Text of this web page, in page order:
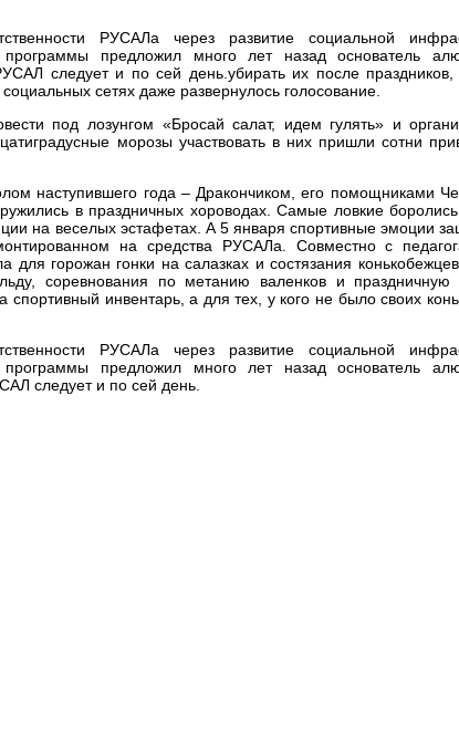
РУСАЛа через развитие социальной
программы предложил много лет назад основатель
следует и по сей день.убирать их после праздников,
сетях даже развернулось голосование.
под лозунгом «Бросай салат, идем гулять» и
морозы участвовать в них пришли сотни
наступившего года – Дракончиком, его помощниками
в праздничных хороводах. Самые ловкие боролись
на веселых эстафетах. А 5 января спортивные эмоции
на средства РУСАЛа. Совместно с
для горожан гонки на салазках и состязания
соревнования по метанию валенков и праздничную
инвентарь, а для тех, у кого не было своих
РУСАЛа через развитие социальной
программы предложил много лет назад основатель
следует и по сей день.